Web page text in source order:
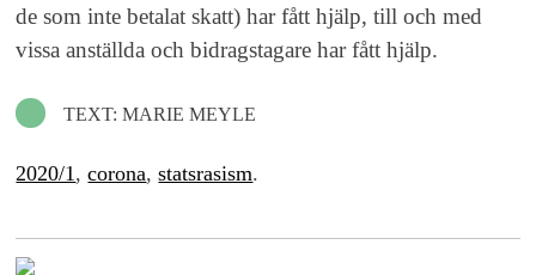
de som inte betalat skatt) har fått hjälp, till och med
vissa anställda och bidragstagare har fått hjälp.
TEXT: MARIE MEYLE
2020/1,corona,statsrasism.